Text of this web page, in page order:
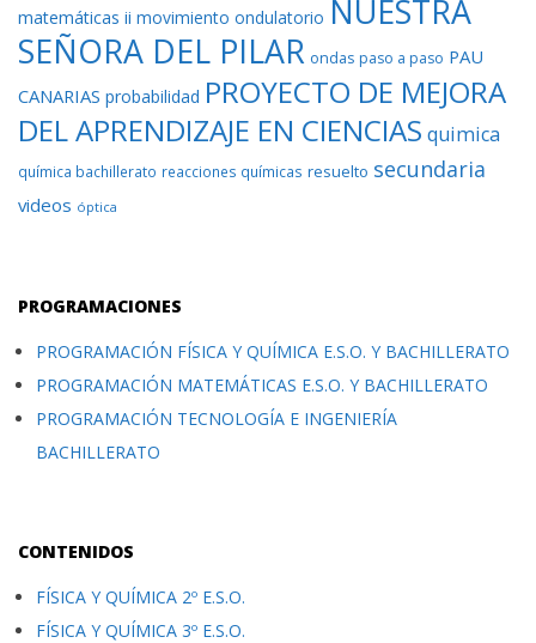
matemáticas ii movimiento ondulatorio NUESTRA
SEÑORA DEL PILAR ondas paso a paso PAU
CANARIAS probabilidad PROYECTO DE MEJORA
DEL APRENDIZAJE EN CIENCIAS quimica
química bachillerato reacciones químicas resuelto secundaria
videos óptica
PROGRAMACIONES
PROGRAMACIÓN FÍSICA Y QUÍMICA E.S.O. Y BACHILLERATO
PROGRAMACIÓN MATEMÁTICAS E.S.O. Y BACHILLERATO
PROGRAMACIÓN TECNOLOGÍA E INGENIERÍA
BACHILLERATO
CONTENIDOS
FÍSICA Y QUÍMICA 2º E.S.O.
FÍSICA Y QUÍMICA 3º E.S.O.